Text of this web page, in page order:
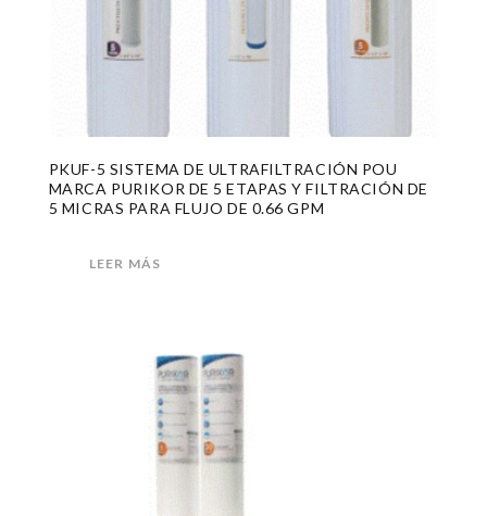
PKUF-5 SISTEMA DE ULTRAFILTRACIÓN POU
MARCA PURIKOR DE 5 ETAPAS Y FILTRACIÓN DE
5 MICRAS PARA FLUJO DE 0.66 GPM
LEER MÁS